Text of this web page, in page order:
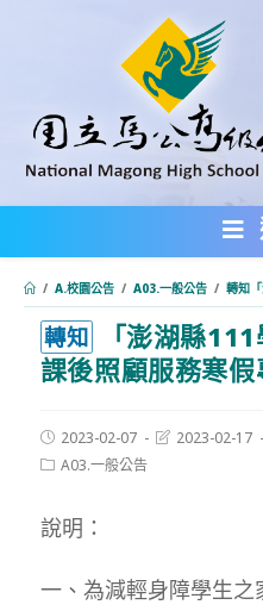
內
/ A.校園公告 / A03.一般公告 / 轉知
轉知
「澎湖縣
課後照顧服務寒假
Post
published:
2023-02-07
Post2023-02-17
PostA03.一般公告
說明：
一、為減輕身障學生